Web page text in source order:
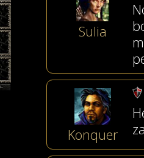
Sulia
Konquer